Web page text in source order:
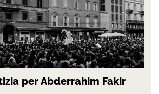
per Abderrahim Fakir